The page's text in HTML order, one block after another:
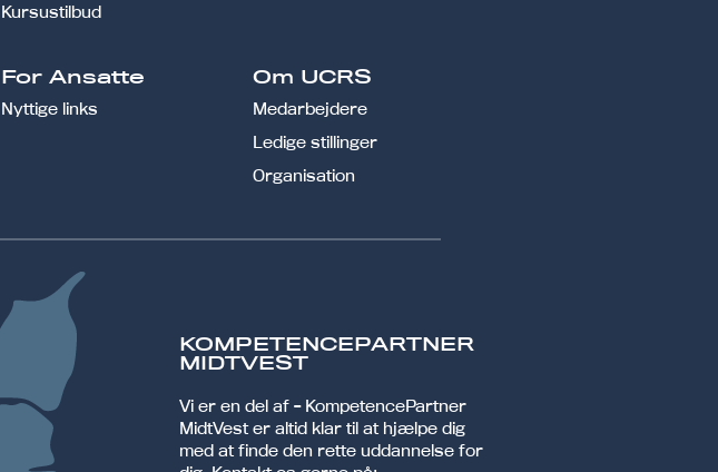
Kursustilbud
For Ansatte
Nyttige links
Om UCRS
Medarbejdere
Ledige stillinger
Organisation
KOMPETENCEPARTNER
MIDTVEST
Vi er en del af - KompetencePartner
MidtVest er altid klar til at hjælpe dig
med at finde den rette uddannelse for